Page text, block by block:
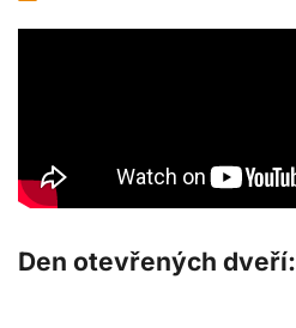
Den otevřených dveří: